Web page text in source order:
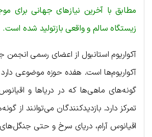
مطابق با آخرین نیازهای جهانی برای
زیستگاه سالم و واقعی بازتولید شده است.
آکواریوم استانبول از اعضای رسمی
آکواریوم‌ها است. هفده حوزه موضوعی
گونه‌های ماهی‌ها که در دریاها و
تمرکز دارد. بازدیدکنندگان می‌توانند از
اقیانوس آرام، دریای سرخ و حتی